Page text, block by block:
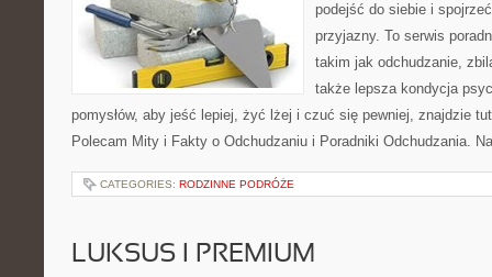
podejść do siebie i
przyjazny. To serwis
takim jak odchudzanie,
także lepsza kondycja
pomysłów, aby jeść lepiej, żyć lżej i czuć się pewniej, znajdzie
Polecam Mity i Fakty o Odchudzaniu i Poradniki Odchudzania.
CATEGORIES: RODZINNE PODRÓŻE
LUKSUS I PREMIUM